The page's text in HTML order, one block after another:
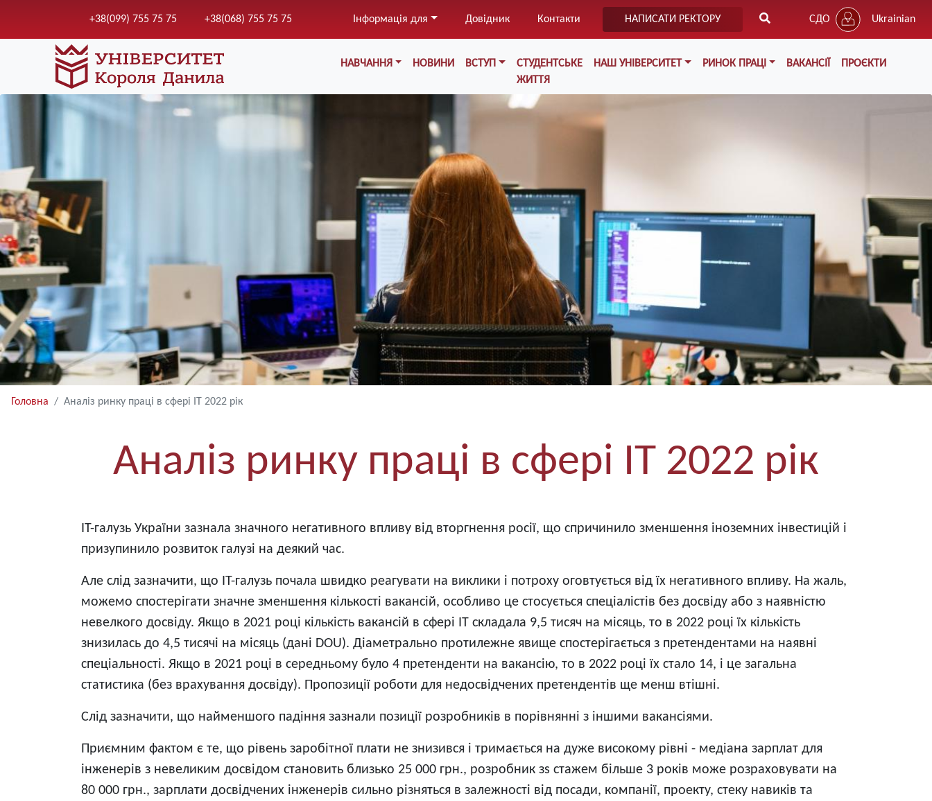
до
основного
вмісту
+38(099) 755 75 75 +38(068) 755 75 75 Інформація для Довідник Контакти НАПИСАТИ РЕКТОРУ СДО Ukrainian
Меню у хедері
НАВЧАННЯ НОВИНИ ВСТУП
СТУДЕНТСЬКЕ
ЖИТТЯ
НАШ УНІВЕРСИТЕТ РИНОК ПРАЦІ ВАКАНСІЇ ПРОЄКТИ
Головна Аналіз ринку праці в сфері ІТ 2022 рік
Аналіз ринку праці в сфері ІТ 2022 рік
IT-галузь України зазнала значного негативного впливу від вторгнення росії, що спричинило зменшення іноземних інвестицій і
призупинило розвиток галузі на деякий час.
Але слід зазначити, що IT-галузь почала швидко реагувати на виклики і потроху оговтується від їх негативного впливу. На жаль,
можемо спостерігати значне зменшення кількості вакансій, особливо це стосується спеціалістів без досвіду або з наявністю
невелкого досвіду. Якщо в 2021 році кількість вакансій в сфері ІТ складала 9,5 тисяч на місяць, то в 2022 році їх кількість
знизилась до 4,5 тисячі на місяць (дані DOU). Діаметрально протилежне явище спостерігається з претендентами на наявні
спеціальності. Якщо в 2021 році в середньому було 4 претенденти на вакансію, то в 2022 році їх стало 14, і це загальна
статистика (без врахування досвіду). Пропозиції роботи для недосвідчених претендентів ще менш втішні.
Слід зазначити, що найменшого падіння зазнали позиції розробників в порівнянні з іншими вакансіями.
Приємним фактом є те, що рівень заробітної плати не знизився і тримається на дуже високому рівні - медіана зарплат для
інженерів з невеликим досвідом становить близько 25 000 грн., розробник зs стажем більше 3 років може розраховувати на
80 000 грн., зарплати досвідчених інженерів сильно різняться в залежності від посади, компанії, проекту, стеку навиків та